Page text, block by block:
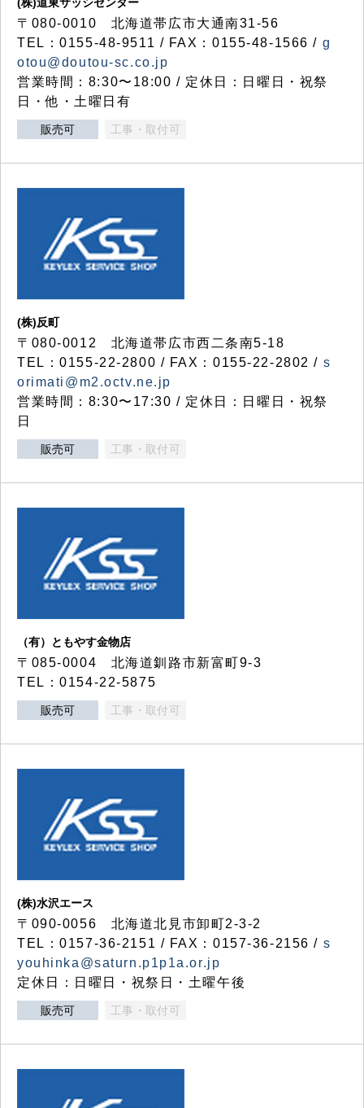
〒080-0010 北海道帯広市大通南31-56
TEL：0155-48-9511 / FAX：0155-48-1566 / g
otou@doutou-sc.co.jp
営業時間：8:30〜18:00 / 定休日：日曜日・祝祭
日・他・土曜日有
販売可 工事・取付可
(株)反町
〒080-0012 北海道帯広市西二条南5-18
TEL：0155-22-2800 / FAX：0155-22-2802 / s
orimati@m2.octv.ne.jp
営業時間：8:30〜17:30 / 定休日：日曜日・祝祭
日
販売可 工事・取付可
（有）ともやす金物店
〒085-0004 北海道釧路市新富町9-3
TEL：0154-22-5875
販売可 工事・取付可
(株)水沢エース
〒090-0056 北海道北見市卸町2-3-2
TEL：0157-36-2151 / FAX：0157-36-2156 / s
youhinka@saturn.p1p1a.or.jp
定休日：日曜日・祝祭日・土曜午後
販売可 工事・取付可